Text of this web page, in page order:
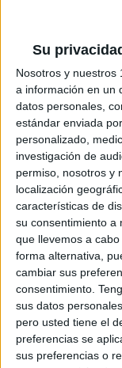
Su
Nosotros y nuestros
a información en un
datos personales,
estándar enviada
personalizado,
investigación de
permiso, nosotros y
localización
características de
su consentimiento a
que llevemos a
forma alternativa,
cambiar sus
consentimiento.
sus datos
pero usted tiene el
preferencias se
sus preferencias o
El primer es
de manera de
ambiente sea
qué estamos
tanto. Pero
descartamos
Por ejemplo,
compramos
evitar tirar lo
También otros
bolsas de
bambú, o
plásticos.